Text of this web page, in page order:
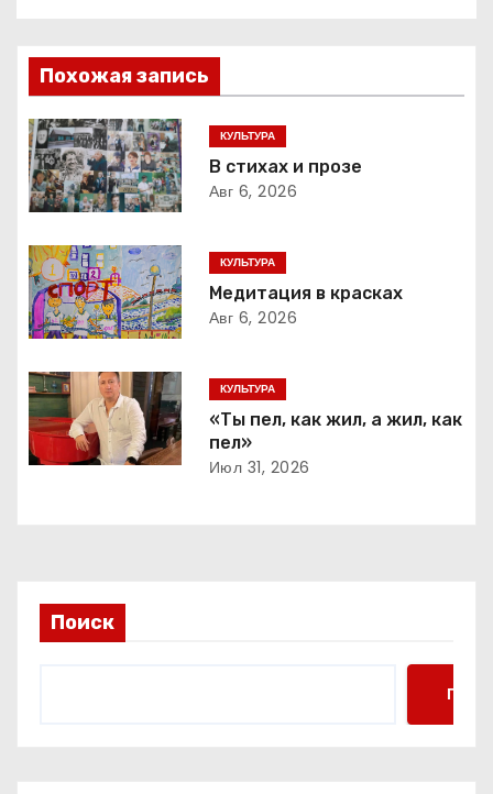
в
и
г
а
ц
и
я
п
о
з
и
с
Похожая запись
КУЛЬТУРА
В стихах и прозе
Авг 6, 2026
КУЛЬТУРА
Медитация в красках
Авг 6, 2026
КУЛЬТУРА
«Ты пел, как жил, а жил, как
пел»
Июл 31, 2026
Поиск
Поиск